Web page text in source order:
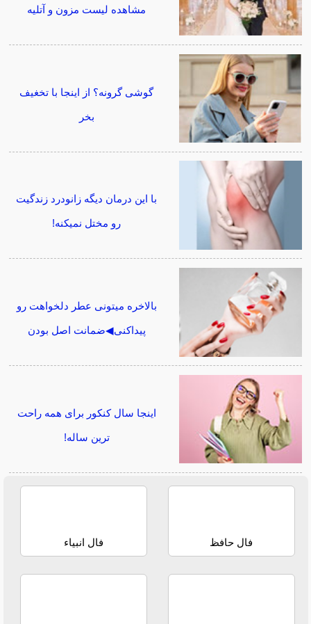
مشاهده لیست مزون و آتلیه
گوشی گرونه؟ از اینجا با تخغیف
بخر
با این درمان دیگه زانودرد زندگیت
رو مختل نمیکنه!
بالاخره میتونی عطر دلخواهت رو
پیداکنی◀ضمانت اصل بودن
اینجا سال کنکور برای همه راحت
ترین ساله!
فال حافظ فال انبیاء